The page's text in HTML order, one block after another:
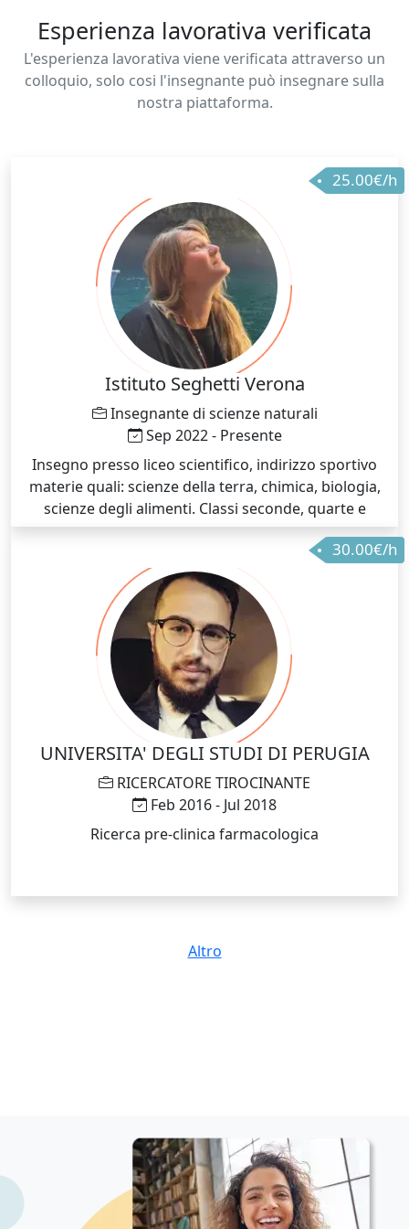
Esperienza lavorativa verificata
L'esperienza lavorativa viene verificata attraverso un
colloquio, solo cosi l'insegnante può insegnare sulla
nostra piattaforma.
25.00€/h
Istituto Seghetti Verona
Insegnante di scienze naturali
Sep 2022 - Presente
Insegno presso liceo scientifico, indirizzo sportivo
materie quali: scienze della terra, chimica, biologia,
scienze degli alimenti. Classi seconde, quarte e
quinte.
30.00€/h
UNIVERSITA' DEGLI STUDI DI PERUGIA
RICERCATORE TIROCINANTE
Feb 2016 - Jul 2018
Ricerca pre-clinica farmacologica
Altro